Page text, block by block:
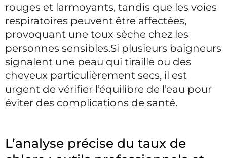
rouges et larmoyants, tandis que les voies
respiratoires peuvent être affectées,
provoquant une toux sèche chez les
personnes sensibles.Si plusieurs baigneurs
signalent une peau qui tiraille ou des
cheveux particulièrement secs, il est
urgent de vérifier l’équilibre de l’eau pour
éviter des complications de santé.
L’analyse précise du taux de